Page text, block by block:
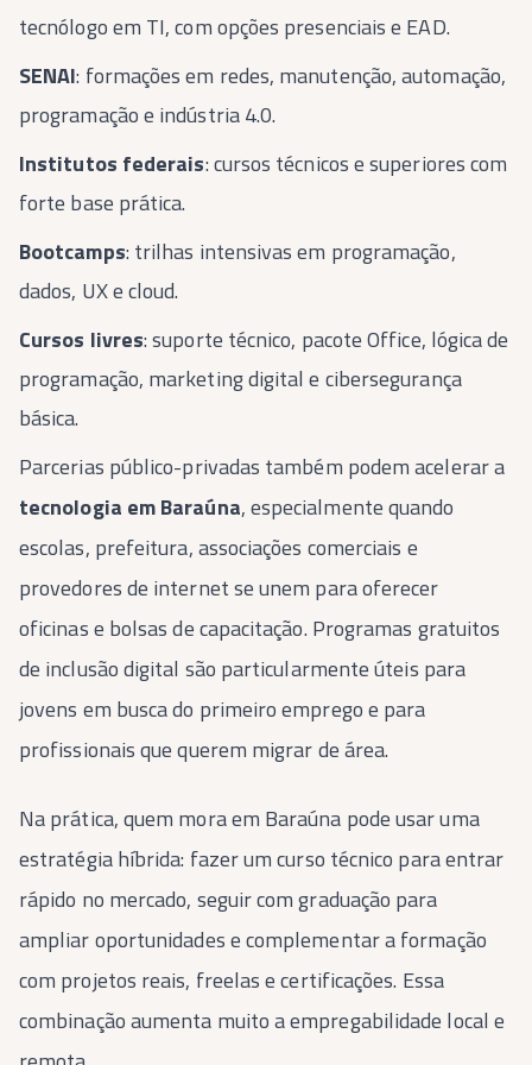
tecnólogo em TI, com opções presenciais e EAD.
SENAI: formações em redes, manutenção, automação,
programação e indústria 4.0.
Institutos federais: cursos técnicos e superiores com
forte base prática.
Bootcamps: trilhas intensivas em programação,
dados, UX e cloud.
Cursos livres: suporte técnico, pacote Office, lógica de
programação, marketing digital e cibersegurança
básica.
Parcerias público-privadas também podem acelerar a
tecnologia em Baraúna, especialmente quando
escolas, prefeitura, associações comerciais e
provedores de internet se unem para oferecer
oficinas e bolsas de capacitação. Programas gratuitos
de inclusão digital são particularmente úteis para
jovens em busca do primeiro emprego e para
profissionais que querem migrar de área.
Na prática, quem mora em Baraúna pode usar uma
estratégia híbrida: fazer um curso técnico para entrar
rápido no mercado, seguir com graduação para
ampliar oportunidades e complementar a formação
com projetos reais, freelas e certificações. Essa
combinação aumenta muito a empregabilidade local e